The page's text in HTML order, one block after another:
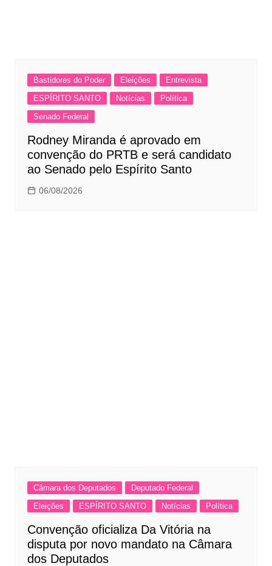
Bastidores do Poder Eleições
Entrevista
ESPÍRITO SANTO
Notícias
Política
Senado Federal
Rodney Miranda é aprovado em
convenção do PRTB e será candidato
ao Senado pelo Espírito Santo
06/08/2026
Câmara dos Deputados
Deputado Federal
Eleições
ESPÍRITO SANTO Notícias Política
Convenção oficializa Da Vitória na
disputa por novo mandato na Câmara
dos Deputados